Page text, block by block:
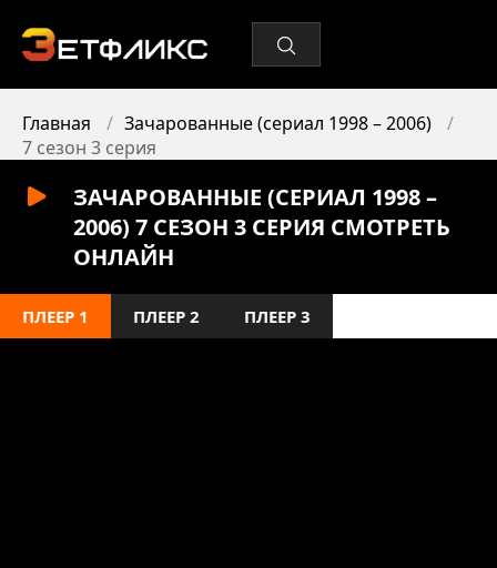
Главная
Зачарованные (сериал 1998 – 2006)
7 сезон 3 серия
ЗАЧАРОВАННЫЕ (СЕРИАЛ 1998 –
2006) 7 СЕЗОН 3 СЕРИЯ СМОТРЕТЬ
ОНЛАЙН
ПЛЕЕР 1 ПЛЕЕР 2 ПЛЕЕР 3